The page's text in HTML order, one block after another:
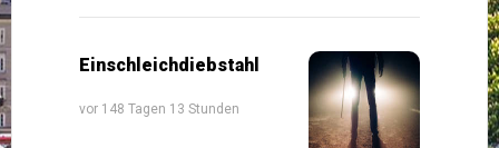
Einschleichdiebstahl
vor 148 Tagen 13 Stunden